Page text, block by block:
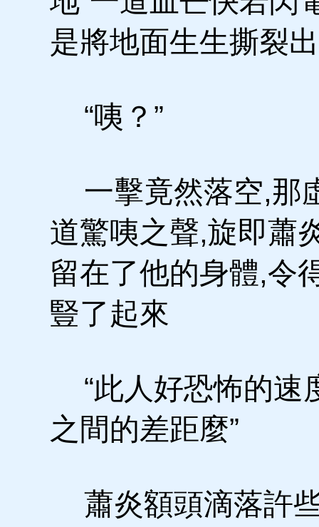
是將地面生生撕裂
“咦？”
一擊竟然落空,那
道驚咦之聲,旋即蕭
留在了他的身體,令
豎了起來
“此人好恐怖的速
之間的差距麼”
蕭炎額頭滴落許